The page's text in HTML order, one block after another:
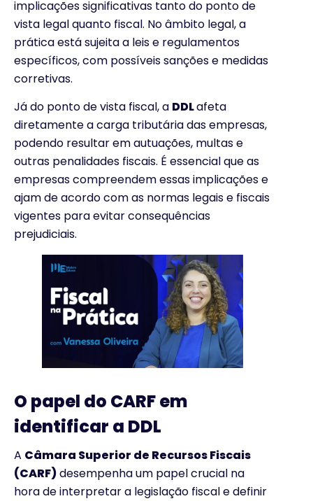
implicações significativas tanto do ponto de
vista legal quanto fiscal. No âmbito legal, a
prática está sujeita a leis e regulamentos
específicos, com possíveis sanções e medidas
corretivas.
Já do ponto de vista fiscal, a DDLafeta
diretamente a carga tributária das empresas,
podendo resultar em autuações, multas e
outras penalidades fiscais. É essencial que as
empresas compreendem essas implicações e
ajam de acordo com as normas legais e fiscais
vigentes para evitar consequências
prejudiciais.
O papel do CARF em
identificar a DDL
A Câmara Superior de Recursos Fiscais
(CARF)desempenha um papel crucial na
hora de interpretar a legislação fiscal e definir